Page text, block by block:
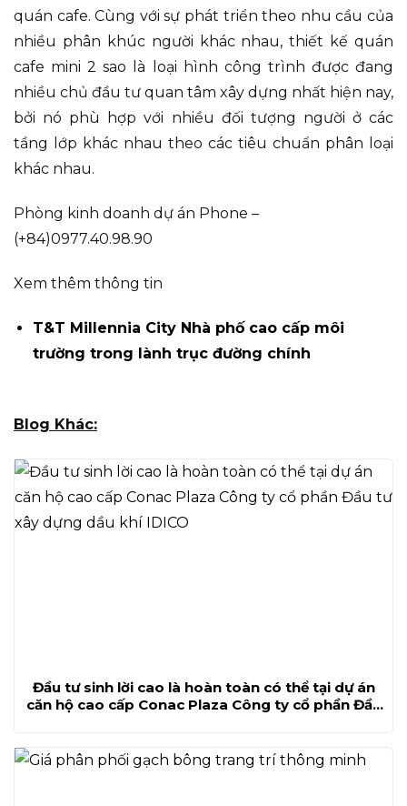
quán cafe. Cùng với sự phát triển theo nhu cầu của
nhiều phân khúc người khác nhau, thiết kế quán
cafe mini 2 sao là loại hình công trình được đang
nhiều chủ đầu tư quan tâm xây dựng nhất hiện nay,
bởi nó phù hợp với nhiều đối tượng người ở các
tầng lớp khác nhau theo các tiêu chuẩn phân loại
khác nhau.
Phòng kinh doanh dự án Phone –
(+84)0977.40.98.90
Xem thêm thông tin
T&T Millennia City Nhà phố cao cấp môi
trường trong lành trục đường chính
Blog Khác:
Đầu tư sinh lời cao là hoàn toàn có thể tại dự án
căn hộ cao cấp Conac Plaza Công ty cổ phần Đầu